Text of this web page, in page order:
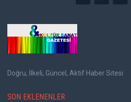
Doğru, İlkeli, Güncel, Aktif Haber Sitesi
SON EKLENENLER